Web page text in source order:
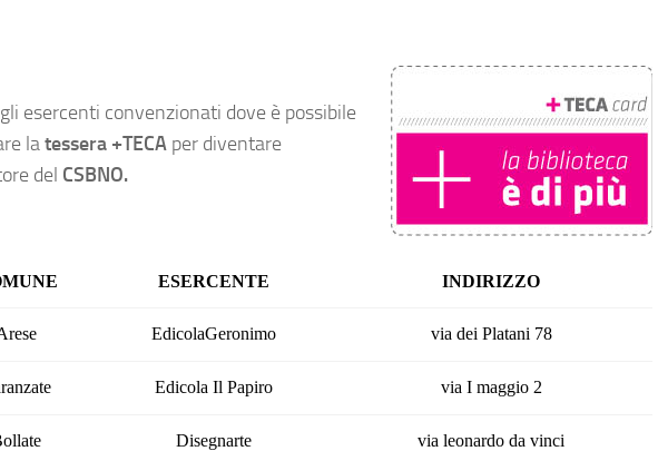
esercenti convenzionati dove è possibile
latessera +TECA per diventare
del CSBNO.
ESERCENTE INDIRIZZO
EdicolaGeronimo via dei Platani 78
Edicola Il Papiro via I maggio 2
Disegnarte via leonardo da vinci